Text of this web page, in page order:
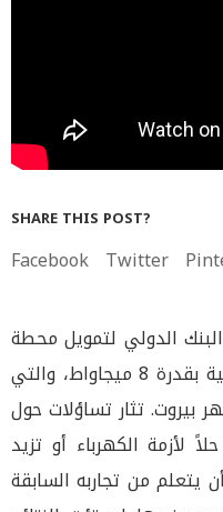
SHARE THIS POST?
Facebook Twitter
الدولي لتمويل محطة
لإنتاج الكهرباء من الطاقة الشمسية بقدرة 8 ميجاواط، والتي
بيروت. تثار تساؤلات حول
لأزمة الكهرباء أو تزيد
يتعلم من تجاربه السابقة